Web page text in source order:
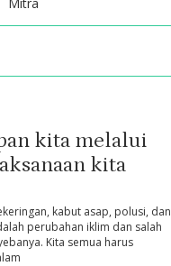
kita melalui
kita
kabut asap, polusi, dan
perubahan iklim dan salah
Kita semua harus